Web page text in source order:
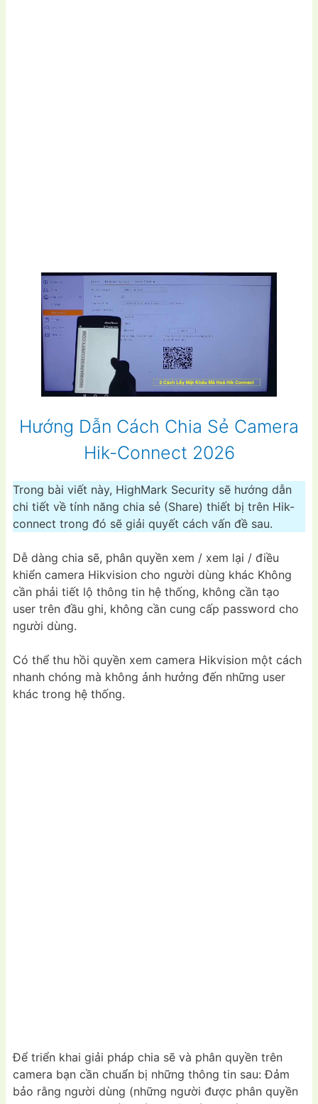
Hướng Dẫn Cách Chia Sẻ Camera
Hik-Connect 2026
Trong bài viết này, HighMark Security sẽ hướng dẫn
chi tiết về tính năng chia sẻ (Share) thiết bị trên Hik-
connect trong đó sẽ giải quyết cách vấn đề sau.
Dễ dàng chia sẽ, phân quyền xem / xem lại / điều
khiển camera Hikvision cho người dùng khác Không
cần phải tiết lộ thông tin hệ thống, không cần tạo
user trên đầu ghi, không cần cung cấp password cho
người dùng.
Có thể thu hồi quyền xem camera Hikvision một cách
nhanh chóng mà không ảnh hưởng đến những user
khác trong hệ thống.
Để triển khai giải pháp chia sẽ và phân quyền trên
camera bạn cần chuẩn bị những thông tin sau: Đảm
bảo rằng người dùng (những người được phân quyền